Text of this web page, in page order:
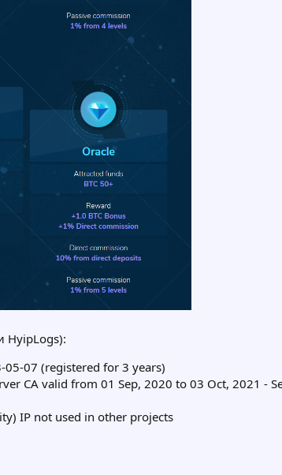
HyipLogs):
05-07 (registered for 3 years)
CA valid from 01 Sep, 2020 to 03 Oct, 2021 -
IP not used in other projects